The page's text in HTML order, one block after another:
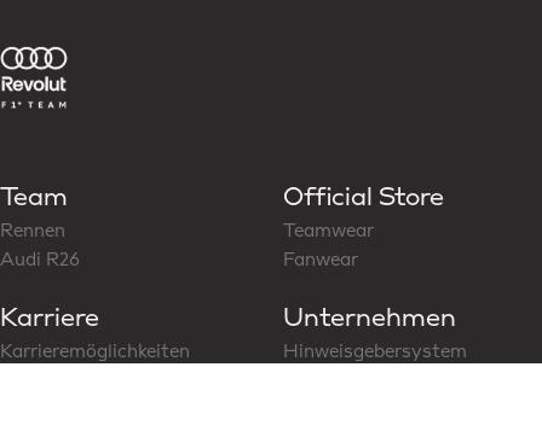
Team
Rennen
Audi R26
Official Store
Teamwear
Fanwear
Karriere
Karrieremöglichkeiten
Unternehmen
Hinweisgebersystem